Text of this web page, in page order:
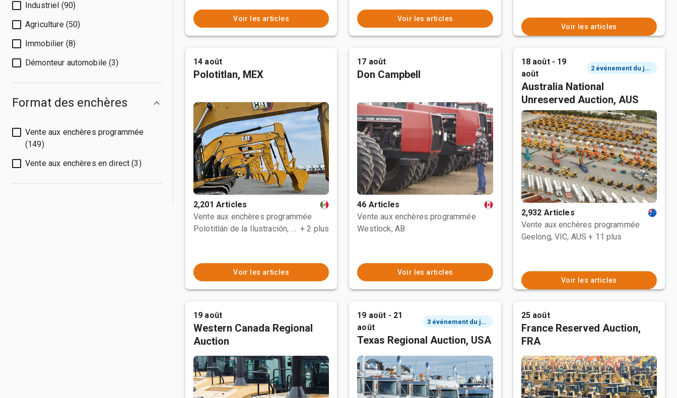
Industriel (90)
Agriculture (50)
Immobilier (8)
Démonteur automobile (3)
Format des enchères
Vente aux enchères programmée
(149)
Vente aux enchères en direct (3)
Voir les articles Voir les articles
Voir les articles
14 août
Polotitlan, MEX
2,201 Articles
Vente aux enchères programmée
Polotitlán de la Ilustración, MEX + 2 plus
Voir les articles
17 août
Don Campbell
46 Articles
Vente aux enchères programmée
Westlock, AB
Voir les articles
18 août - 19
août
2 événement du jour
Australia National
Unreserved Auction, AUS
2,932 Articles
Vente aux enchères programmée
Geelong, VIC, AUS + 11 plus
Voir les articles
19 août
Western Canada Regional
Auction
19 août - 21
août
3 événement du jour
Texas Regional Auction, USA
25 août
France Reserved Auction,
FRA